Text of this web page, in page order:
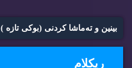
بینین و ته‌ماشا كردنی (بوكی تازه‌ )
ریكلام